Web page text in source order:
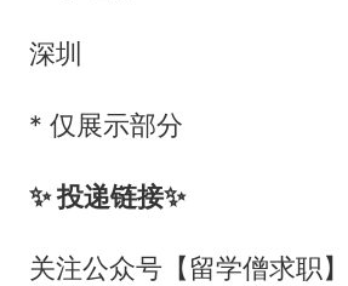
深圳
* 仅展示部分
✨ 投递链接✨
关注公众号【留学僧求职】